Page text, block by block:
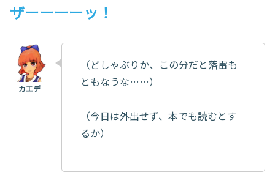
ザーーーーッ！
（どしゃぶりか、この分だと落雷も
ともなうな……）
（今日は外出せず、本でも読むとす
るか）